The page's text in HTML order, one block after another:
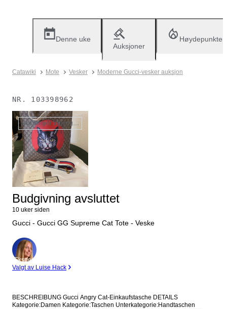
Denne uke
Auksjoner
Høydepunkter
Catawiki Mote Vesker Moderne Gucci-vesker auksjon
NR. 103398962
Ikke lenger tilgjengelig
Budgivning avsluttet
10 uker siden
Gucci - Gucci GG Supreme Cat Tote - Veske
Ekspert
Valgt av Luise Hack
BESCHREIBUNG Gucci Angry Cat-Einkaufstasche DETAILS
Kategorie:Damen Kategorie:Taschen Unterkategorie:Handtaschen